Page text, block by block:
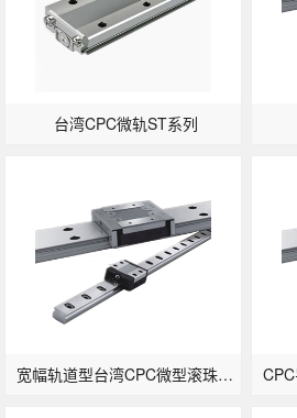
台湾CPC微轨ST系列
宽幅轨道型台湾CPC微型滚珠导轨滑块MR12WN